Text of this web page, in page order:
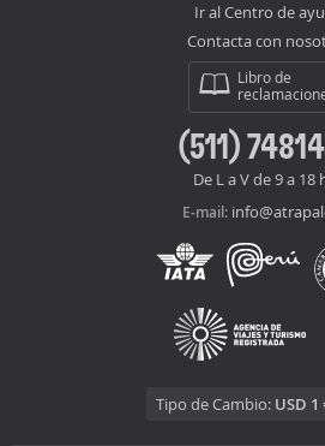
Ir al Centro de
Contacta con
Libro de
(511)
De L a V de 9 a 18
E-mail:
Tipo de Cambio: USD 1